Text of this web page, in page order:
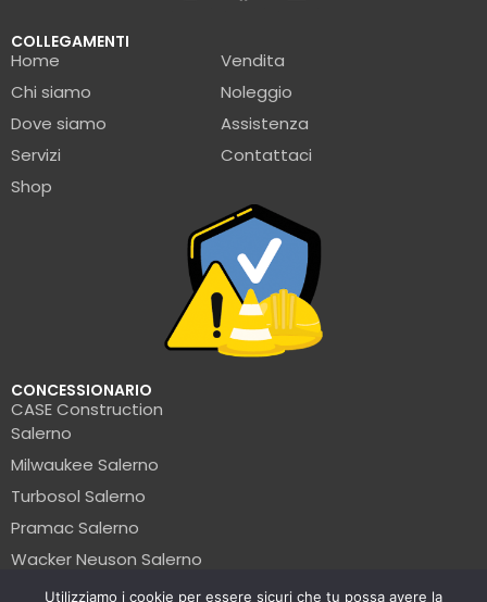
COLLEGAMENTI
Home
Chi siamo
Dove siamo
Servizi
Shop
Vendita
Noleggio
Assistenza
Contattaci
CONCESSIONARIO
CASE Construction
Salerno
Milwaukee Salerno
Turbosol Salerno
Pramac Salerno
Wacker Neuson Salerno
Clark Salerno
Utilizziamo i cookie per essere sicuri che tu possa avere la